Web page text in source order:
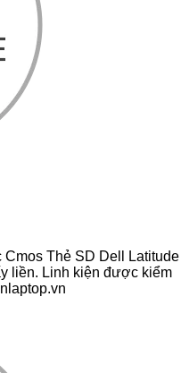
Thẻ SD Dell Latitude
liền. Linh kiện được kiểm